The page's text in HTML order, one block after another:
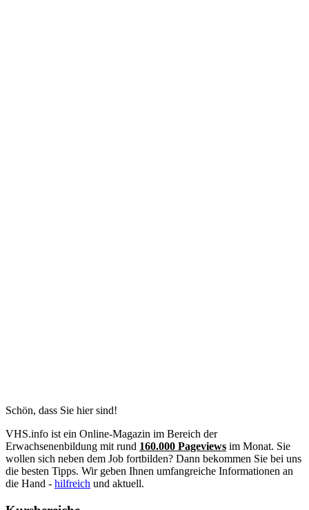
Schön, dass Sie hier sind!
VHS.info ist ein Online-Magazin im Bereich der
Erwachsenenbildung mit rund 160.000 Pageviews im Monat. Sie
wollen sich neben dem Job fortbilden? Dann bekommen Sie bei uns
die besten Tipps. Wir geben Ihnen umfangreiche Informationen an
die Hand - hilfreich und aktuell.